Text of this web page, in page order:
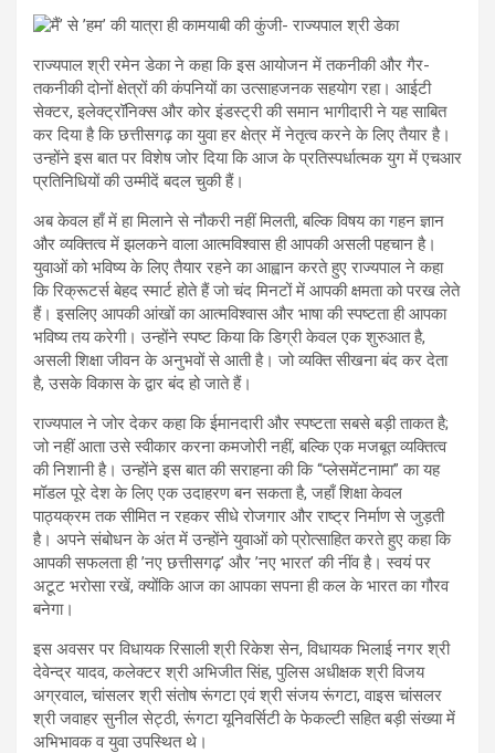
राज्यपाल श्री रमेन डेका ने कहा कि इस आयोजन में तकनीकी और गैर-
तकनीकी दोनों क्षेत्रों की कंपनियों का उत्साहजनक सहयोग रहा। आईटी
सेक्टर, इलेक्ट्रॉनिक्स और कोर इंडस्ट्री की समान भागीदारी ने यह साबित
कर दिया है कि छत्तीसगढ़ का युवा हर क्षेत्र में नेतृत्व करने के लिए तैयार है।
उन्होंने इस बात पर विशेष जोर दिया कि आज के प्रतिस्पर्धात्मक युग में एचआर
प्रतिनिधियों की उम्मीदें बदल चुकी हैं।
अब केवल हाँ में हा मिलाने से नौकरी नहीं मिलती, बल्कि विषय का गहन ज्ञान
और व्यक्तित्व में झलकने वाला आत्मविश्वास ही आपकी असली पहचान है।
युवाओं को भविष्य के लिए तैयार रहने का आह्वान करते हुए राज्यपाल ने कहा
कि रिक्रूटर्स बेहद स्मार्ट होते हैं जो चंद मिनटों में आपकी क्षमता को परख लेते
हैं। इसलिए आपकी आंखों का आत्मविश्वास और भाषा की स्पष्टता ही आपका
भविष्य तय करेगी। उन्होंने स्पष्ट किया कि डिग्री केवल एक शुरुआत है,
असली शिक्षा जीवन के अनुभवों से आती है। जो व्यक्ति सीखना बंद कर देता
है, उसके विकास के द्वार बंद हो जाते हैं।
राज्यपाल ने जोर देकर कहा कि ईमानदारी और स्पष्टता सबसे बड़ी ताकत है;
जो नहीं आता उसे स्वीकार करना कमजोरी नहीं, बल्कि एक मजबूत व्यक्तित्व
की निशानी है। उन्होंने इस बात की सराहना की कि “प्लेसमेंटनामा” का यह
मॉडल पूरे देश के लिए एक उदाहरण बन सकता है, जहाँ शिक्षा केवल
पाठ्यक्रम तक सीमित न रहकर सीधे रोजगार और राष्ट्र निर्माण से जुड़ती
है। अपने संबोधन के अंत में उन्होंने युवाओं को प्रोत्साहित करते हुए कहा कि
आपकी सफलता ही ’नए छत्तीसगढ़’ और ’नए भारत’ की नींव है। स्वयं पर
अटूट भरोसा रखें, क्योंकि आज का आपका सपना ही कल के भारत का गौरव
बनेगा।
इस अवसर पर विधायक रिसाली श्री रिकेश सेन, विधायक भिलाई नगर श्री
देवेन्द्र यादव, कलेक्टर श्री अभिजीत सिंह, पुलिस अधीक्षक श्री विजय
अग्रवाल, चांसलर श्री संतोष रूंगटा एवं श्री संजय रूंगटा, वाइस चांसलर
श्री जवाहर सुनील सेट्ठी, रूंगटा यूनिवर्सिटी के फेकल्टी सहित बड़ी संख्या में
अभिभावक व युवा उपस्थित थे।